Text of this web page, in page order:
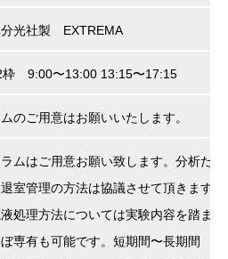
分光社製 EXTREMA
枠 9:00〜13:00 13:15〜17:15
のご用意はお願いいたします。
ラムはご用意お願い致します。分析だ
退室管理の方法は協議させて頂きます。
液処理方法については実験内容を踏ま
ぼ専有も可能です。短期間〜長期間